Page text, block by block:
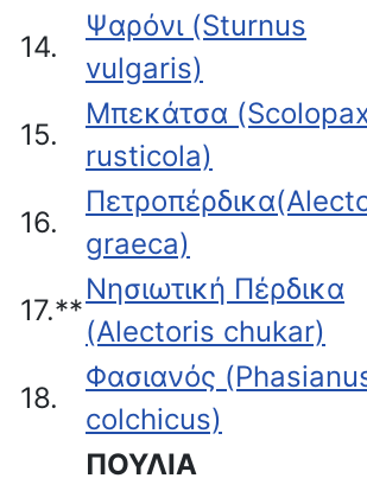
14.
Ψαρόνι (Sturnus
vulgaris)
15.
Μπεκάτσα
rusticola)
16.
graeca)
17.**
Νησιωτική Πέρδικα
(Alectoris chukar)
18.
Φασιανός
colchicus)
ΠΟΥΛΙΑ